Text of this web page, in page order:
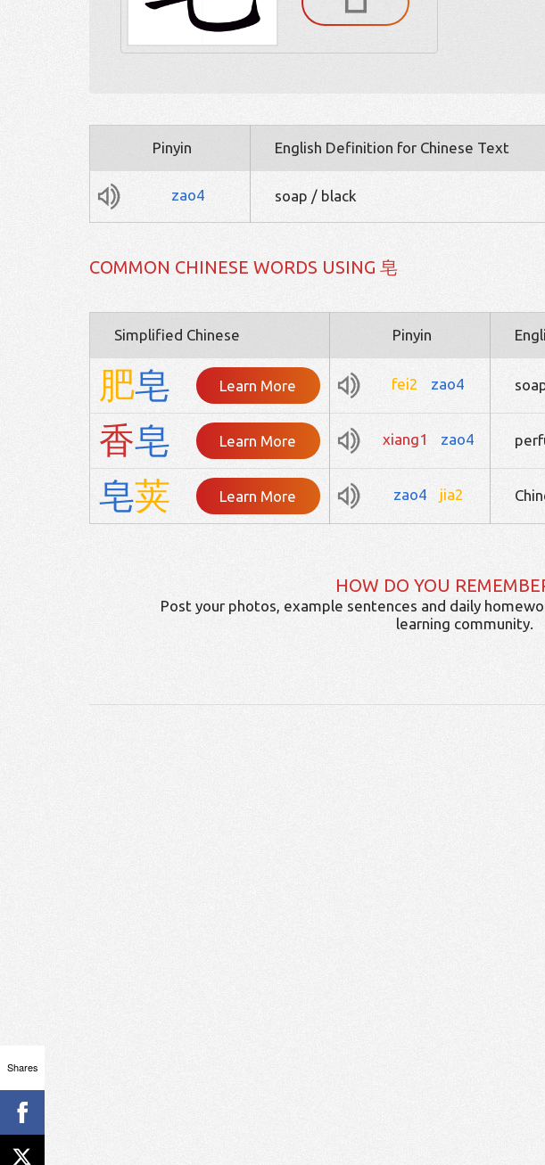
Pinyin English Definition for Chinese Text
zao4 soap / black
COMMON CHINESE WORDS USING 皂
Simplified Chinese Pinyin
肥皂 Learn More fei2 zao4
香皂 Learn More xiang1 zao4
皂荚 Learn More zao4 jia2
HOW DO YOU
Post your photos, example sentences and daily
learning community.
Shares